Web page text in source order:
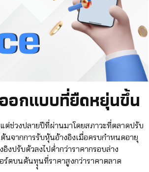
อกแบบที่ยืดหยุ่นขึ้น
วงปลายปีที่ผ่านมาโดยสภาวะที่ตลาดปรับ
จากการรับหุ้นอ้างอิงเมื่อครบกำหนดอายุ
ปรับตัวลงไปต่ำกว่าราคากรอบล่าง
ตบนต้นทุุนที่ราคาสูงกว่าราคาตลาด